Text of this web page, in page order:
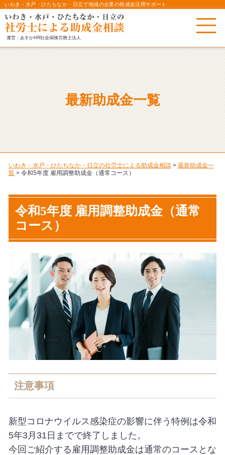
いわき・水戸・ひたちなか・日立で地域の企業の助成金活用サポート
運営：あすかHR社会保険労務士法人
最新助成金一覧
いわき・水戸・ひたちなか・日立の社労士による助成金相談 > 最新助成金一
覧> 令和5年度 雇用調整助成金（通常コース）
令和5年度 雇用調整助成金（通常
コース）
注意事項
新型コロナウイルス感染症の影響に伴う特例は令和
5年3月31日までで終了しました。
今回ご紹介する雇用調整助成金は通常のコースとな